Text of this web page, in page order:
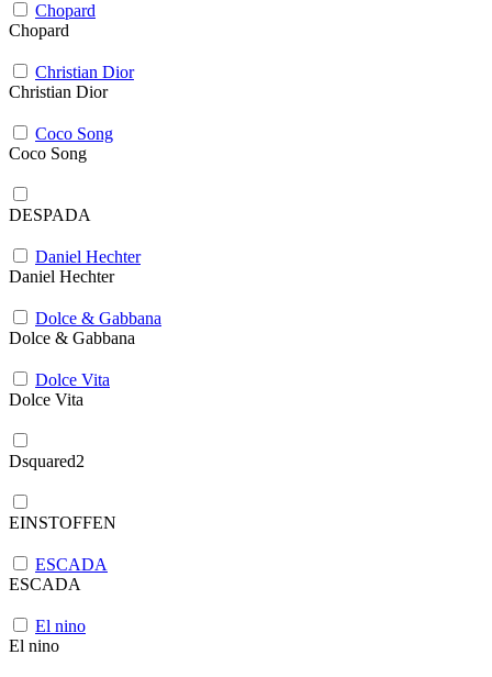
Chopard
Chopard
Christian Dior
Christian Dior
Coco Song
Coco Song
DESPADA
Daniel Hechter
Daniel Hechter
Dolce & Gabbana
Dolce & Gabbana
Dolce Vita
Dolce Vita
Dsquared2
EINSTOFFEN
ESCADA
ESCADA
El nino
El nino